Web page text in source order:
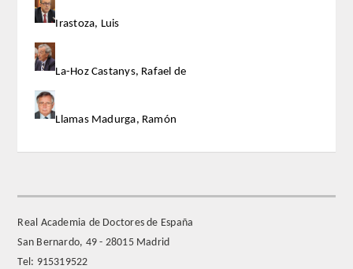
NÚMERO
CORRESPONDIENTES
NACIONALES
DE MÉRITO
Irastoza, Luis
La-Hoz Castanys, Rafael de
Llamas Madurga, Ramón
Real Academia de Doctores de España
San Bernardo, 49 - 28015 Madrid
Tel: 915319522